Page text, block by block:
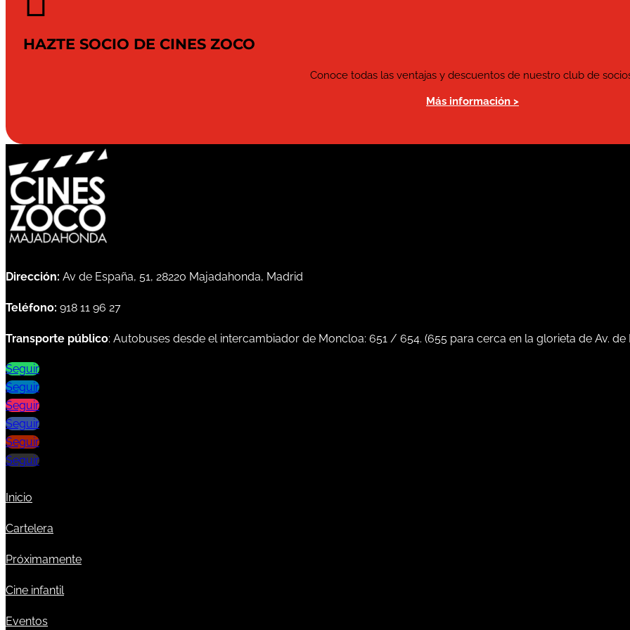
HAZTE SOCIO DE CINES ZOCO
Conoce todas las ventajas y descuentos de nuestro club de
Más información >
Dirección: Av de España, 51, 28220 Majadahonda, Madrid
Teléfono: 918 11 96 27
Transporte público: Autobuses desde el intercambiador de Moncloa: 651 / 654. (655 para cerca en la glorieta de Av. de
Seguir
Seguir
Seguir
Seguir
Seguir
Seguir
Inicio
Cartelera
Próximamente
Cine infantil
Eventos